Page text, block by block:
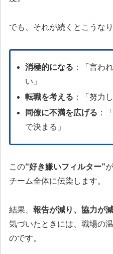
でも、それが続くとこうなり
消極的になる ：「言わ
い」
転職を考える ：「努力
同僚に不満を広げる ：
で決まる」
この“好き嫌いフィルター”
チーム全体に伝染します。
結果、報告が減り、協力が
気づいたときには、職場の
のです。